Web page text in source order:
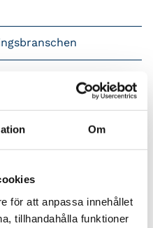
Om
för att anpassa innehållet
tillhandahålla funktioner
och organisationer